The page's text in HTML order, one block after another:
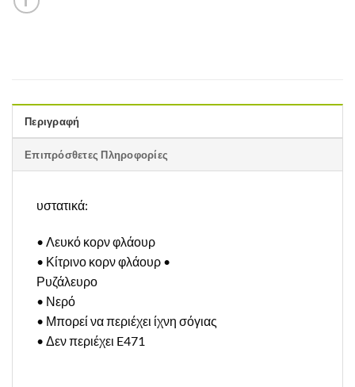
Περιγραφή
Επιπρόσθετες Πληροφορίες
υστατικά:
• Λευκό κορν φλάουρ
• Κίτρινο κορν φλάουρ •
Ρυζάλευρο
• Νερό
• Μπορεί να περιέχει ίχνη σόγιας
• Δεν περιέχει E471